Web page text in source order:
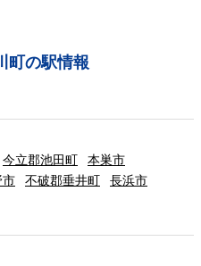
町の駅情報
今立郡池田町
本巣市
市 不破郡垂井町
長浜市